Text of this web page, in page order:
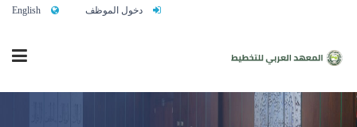
دخول الموظف English
الرئيسية